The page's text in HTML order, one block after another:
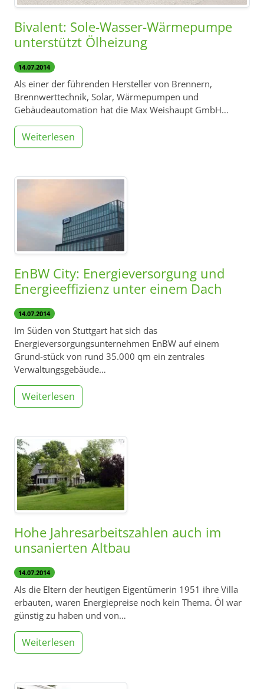
Bivalent: Sole-Wasser-Wärmepumpe
unterstützt Ölheizung
14.07.2014
Als einer der führenden Hersteller von Brennern,
Brennwerttechnik, Solar, Wärmepumpen und
Gebäudeautomation hat die Max Weishaupt GmbH…
Weiterlesen
EnBW City: Energieversorgung und
Energieeffizienz unter einem Dach
14.07.2014
Im Süden von Stuttgart hat sich das
Energieversorgungsunternehmen EnBW auf einem
Grund-stück von rund 35.000 qm ein zentrales
Verwaltungsgebäude…
Weiterlesen
Hohe Jahresarbeitszahlen auch im
unsanierten Altbau
14.07.2014
Als die Eltern der heutigen Eigentümerin 1951 ihre Villa
erbauten, waren Energiepreise noch kein Thema. Öl war
günstig zu haben und von…
Weiterlesen